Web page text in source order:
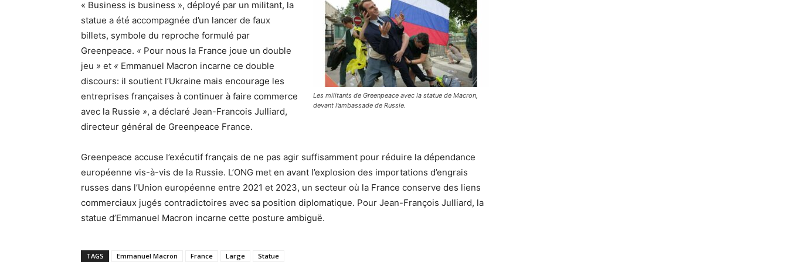
Les militants de Greenpeace avec la statue de Macron,
devant l’ambassade de Russie.
« Business is business », déployé par un militant, la
statue a été accompagnée d’un lancer de faux
billets, symbole du reproche formulé par
Greenpeace. « Pour nous la France joue un double
jeu » et « Emmanuel Macron incarne ce double
discours: il soutient l’Ukraine mais encourage les
entreprises françaises à continuer à faire commerce
avec la Russie », a déclaré Jean-Francois Julliard,
directeur général de Greenpeace France.
Greenpeace accuse l’exécutif français de ne pas agir suffisamment pour réduire la dépendance
européenne vis-à-vis de la Russie. L’ONG met en avant l’explosion des importations d’engrais
russes dans l’Union européenne entre 2021 et 2023, un secteur où la France conserve des liens
commerciaux jugés contradictoires avec sa position diplomatique. Pour Jean-François Julliard, la
statue d’Emmanuel Macron incarne cette posture ambiguë.
TAGS Emmanuel Macron France Large Statue